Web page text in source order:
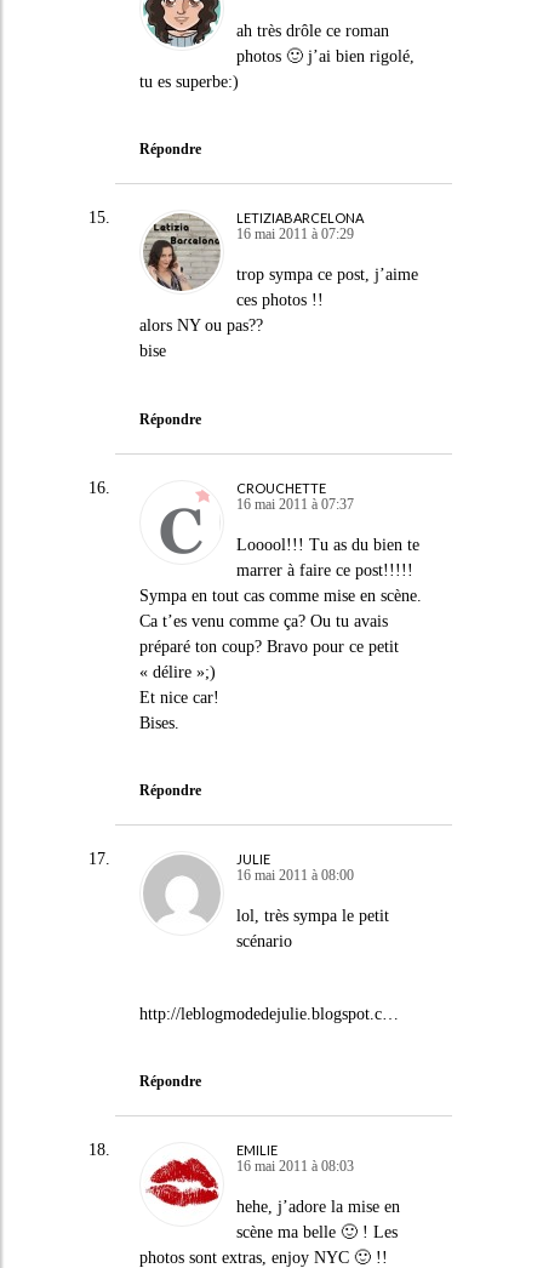
ah très drôle ce roman
photos 🙂 j’ai bien rigolé,
tu es superbe:)
Répondre
LETIZIABARCELONA
16 mai 2011 à 07:29
trop sympa ce post, j’aime
ces photos !!
alors NY ou pas??
bise
Répondre
CROUCHETTE
16 mai 2011 à 07:37
Looool!!! Tu as du bien te
marrer à faire ce post!!!!!
Sympa en tout cas comme mise en scène.
Ca t’es venu comme ça? Ou tu avais
préparé ton coup? Bravo pour ce petit
« délire »;)
Et nice car!
Bises.
Répondre
JULIE
16 mai 2011 à 08:00
lol, très sympa le petit
scénario
http://leblogmodedejulie.blogspot.c…
Répondre
EMILIE
16 mai 2011 à 08:03
hehe, j’adore la mise en
scène ma belle 🙂 ! Les
photos sont extras, enjoy NYC 🙂 !!